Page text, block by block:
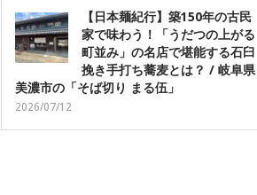
【日本麺紀行】築150年の古民
家で味わう！「うだつの上がる
町並み」の名店で堪能する石臼
挽き手打ち蕎麦とは？ / 岐阜県
美濃市の「そば切り まる伍」
2026/07/12